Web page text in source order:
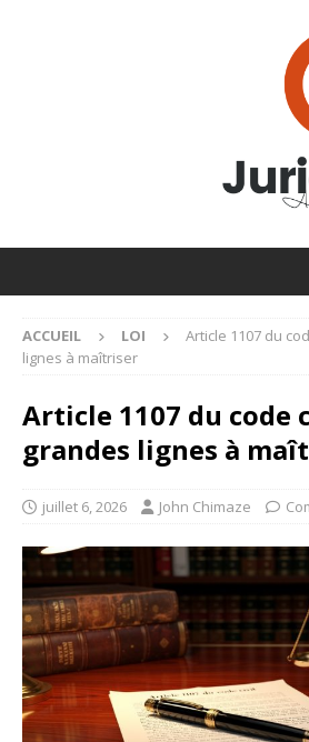
ACCUEIL LOI
Article 1107 du
lignes à maîtriser
Article 1107 du code
grandes lignes à
juillet 6, 2026 John Chimaze